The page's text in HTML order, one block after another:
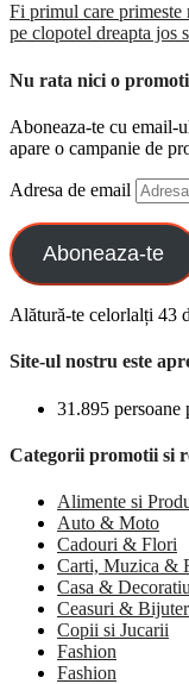
Fi primul care
pe clopotel dreapta jos
Nu rata nici o
Aboneaza-te cu email-
apare o campanie de
Adresa de email
Aboneaza-te
Alătură-te celorlalți 43
Site-ul nostru este
31.895 persoane
Categorii promotii si
Alimente si
Auto & Moto
Cadouri & Flori
Carti, Muzica &
Casa &
Ceasuri &
Copii si Jucarii
Fashion
Fashion